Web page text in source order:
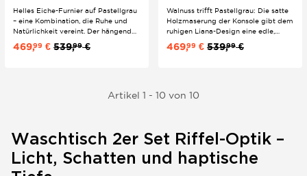
Riffeloptik Bügelgriffe
Helles Eiche-Furnier auf Pastellgrau
– eine Kombination, die Ruhe und
Natürlichkeit vereint. Der hängende
und Softclose trägt das ovale
469,99 € 539,99€
Riffeloptik Bügelgriffe
Walnuss trifft Pastellgrau: Die satte
Holzmaserung der Konsole gibt dem
ruhigen Liana-Design eine edle,
durchdacht – mit schwarzen
469,99 € 539,99€
Artikel 1 - 10 von 10
Waschtisch 2er Set Riffel-Optik –
Licht, Schatten und haptische